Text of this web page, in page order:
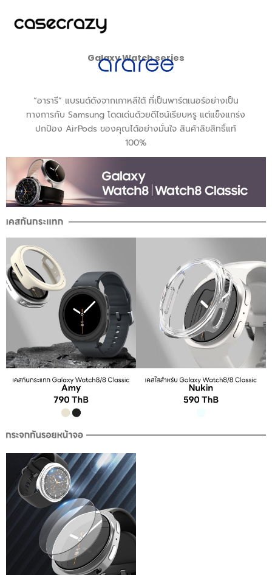
Galaxy Watch series
“อารารี” แบรนด์ดังจากเกาหลีใต้ ที่เป็นพาร์ตเนอร์อย่างเป็น
ทางการกับ Samsung โดดเด่นด้วยดีไซน์เรียบหรู แต่แข็งแกร่ง
ปกป้อง AirPods ของคุณได้อย่างมั่นใจ สินค้าลิขสิทธิ์แท้
100%